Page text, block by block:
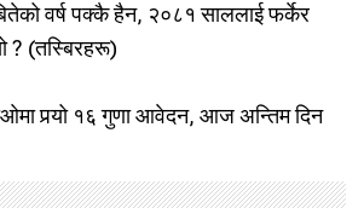
वर्ष पक्कै हैन, २०८१ साललाई फर्केर
? (तस्बिरहरू)
पर्‍यो १६ गुणा आवेदन, आज अन्तिम दिन